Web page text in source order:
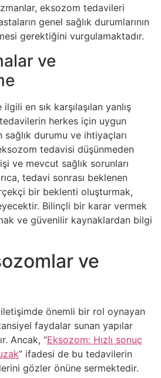
eksozom tedavileri
genel sağlık durumlarının
gerektiğini vurgulamaktadır.
ve
en sık karşılaşılan yanlış
herkes için uygun
durumu ve ihtiyaçları
tedavisi düşünmeden
ve mevcut sağlık sorunları
tedavi sonrası beklenen
bir beklenti oluşturmak,
Bilinçli bir karar vermek
ve güvenilir kaynaklardan bilgi
ve
önemli bir rol oynayan
faydalar sunan yapılar
Ancak, “Eksozom: Hızlı sonuç
” ifadesi de bu tedavilerin
gözler önüne sermektedir.